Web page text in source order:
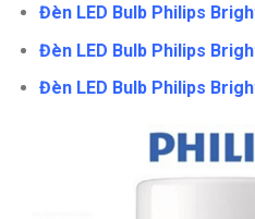
Đèn LED Bulb Philips
Đèn LED Bulb Philips
Đèn LED Bulb Philips